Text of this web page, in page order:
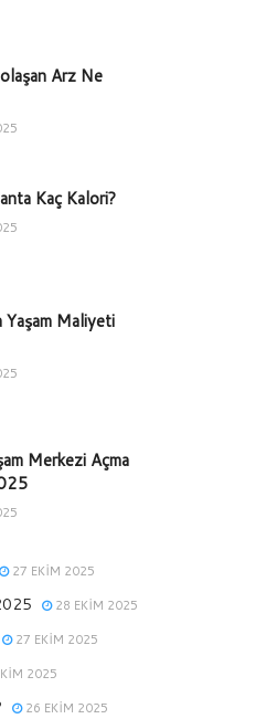
Arz Ne
Kaç Kalori?
Yaşam Maliyeti
Merkezi Açma
27 EKIM 2025
28 EKIM 2025
27 EKIM 2025
2025
26 EKIM 2025